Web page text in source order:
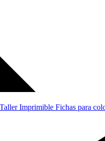
TallerImprimible Fichas para